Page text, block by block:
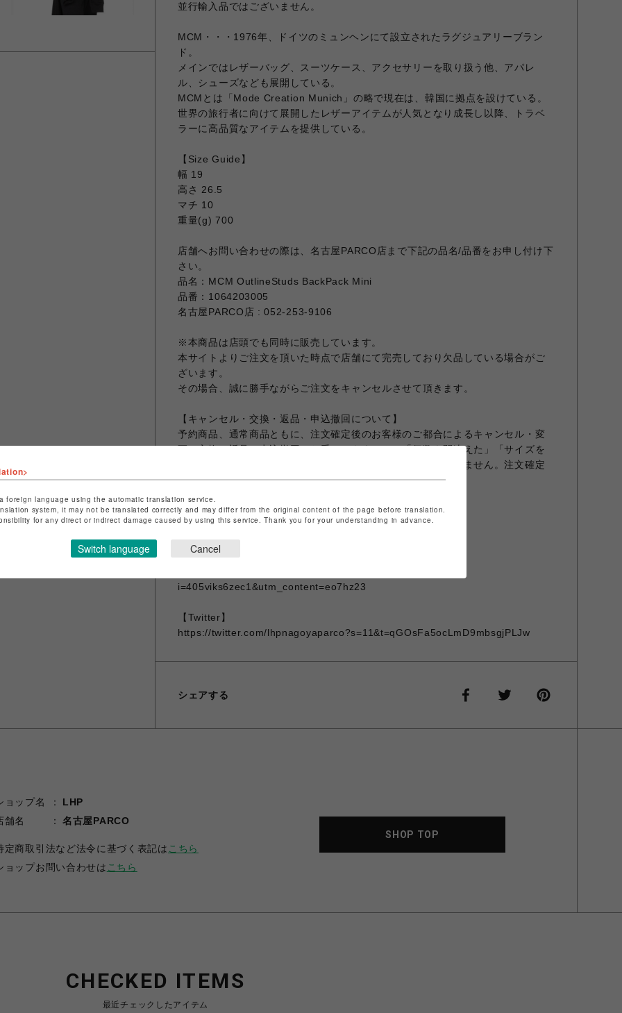
並行輸入品ではございません。
MCM・・・1976年、ドイツのミュンヘンにて設立されたラグジュアリーブラン
ド。
メインではレザーバッグ、スーツケース、アクセサリーを取り扱う他、アパレ
ル、シューズなども展開している。
MCMとは「Mode Creation Munich」の略で現在は、韓国に拠点を設けている。
世界の旅行者に向けて展開したレザーアイテムが人気となり成長し以降、トラベ
ラーに高品質なアイテムを提供している。
【Size Guide】
幅 19
高さ 26.5
マチ 10
重量(g) 700
店舗へお問い合わせの際は、名古屋PARCO店まで下記の品名/品番をお申し付け下
さい。
品名：MCM OutlineStuds BackPack Mini
品番：1064203005
名古屋PARCO店 : 052-253-9106
※本商品は店頭でも同時に販売しています。
本サイトよりご注文を頂いた時点で店舗にて完売しており欠品している場合がご
ざいます。
その場合、誠に勝手ながらご注文をキャンセルさせて頂きます。
【キャンセル・交換・返品・申込撤回について】
予約商品、通常商品ともに、注文確定後のお客様のご都合によるキャンセル・変
更・交換・返品・申込撤回はお受けできません。「個数を間違えた」「サイズを
間違えた」「サイズが合わなかった」等のご要望もお受けできません。注文確定
前に、必ず注文内容をお確かめください。
【PARCO ONLINE STORE】
https://kaeru.parco.jp/items/?query=lhp
【Instagram】
i=405viks6zec1&utm_content=eo7hz23
【Twitter】
https://twitter.com/lhpnagoyaparco?s=11&t=qGOsFa5ocLmD9mbsgjPLJw
シェアする
ョップ名
LHP
舗名
名古屋PARCO
定商取引法など法令に基づく表記は こちら
ョップお問い合わせは こちら
SHOP TOP
CHECKED ITEMS
最近チェックしたアイテム
foreign language using the automatic translation service.
system, it may not be translated correctly and may differ from the original content of the page before translation.
for any direct or indirect damage caused by using this service. Thank you for your understanding in advance.
Switch language Cancel